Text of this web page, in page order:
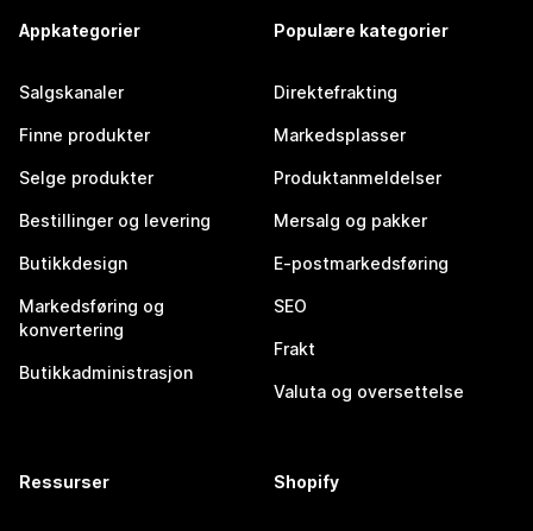
Appkategorier
Salgskanaler
Finne produkter
Selge produkter
Bestillinger og levering
Butikkdesign
Markedsføring og
konvertering
Butikkadministrasjon
Populære kategorier
Direktefrakting
Markedsplasser
Produktanmeldelser
Mersalg og pakker
E-postmarkedsføring
SEO
Frakt
Valuta og oversettelse
Ressurser Shopify